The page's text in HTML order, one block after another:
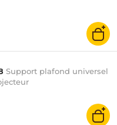
Support plafond universel